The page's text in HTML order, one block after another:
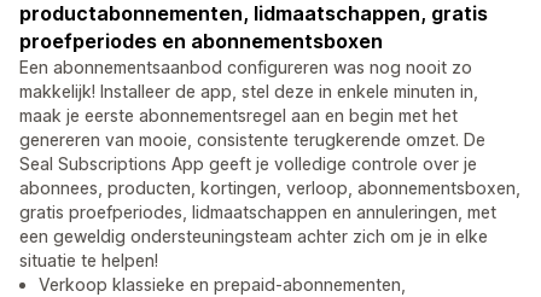
productabonnementen, lidmaatschappen, gratis
proefperiodes en abonnementsboxen
Een abonnementsaanbod configureren was nog nooit zo
makkelijk! Installeer de app, stel deze in enkele minuten in,
maak je eerste abonnementsregel aan en begin met het
genereren van mooie, consistente terugkerende omzet. De
Seal Subscriptions App geeft je volledige controle over je
abonnees, producten, kortingen, verloop, abonnementsboxen,
gratis proefperiodes, lidmaatschappen en annuleringen, met
een geweldig ondersteuningsteam achter zich om je in elke
situatie te helpen!
Verkoop klassieke en prepaid-abonnementen,